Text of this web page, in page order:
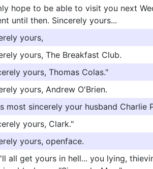
hope to be able to visit you next
until then. Sincerely yours...
yours,
yours, The Breakfast Club.
yours, Thomas Colas."
yours, Andrew O'Brien.
most sincerely your husband Charlie
yours, Clark."
yours, openface.
all get yours in hell... you lying,